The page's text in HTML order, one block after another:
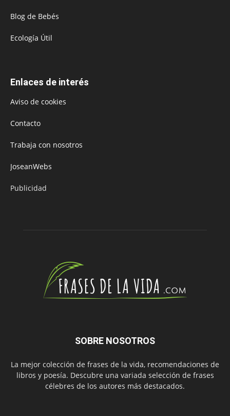
Blog de Bebés
Ecología Útil
Enlaces de interés
Aviso de cookies
Contacto
Trabaja con nosotros
JoseanWebs
Publicidad
SOBRE NOSOTROS
La mejor colección de frases de la vida, recomendaciones de
libros y poesía. Descubre una variada selección de frases
célebres de los autores más destacados.